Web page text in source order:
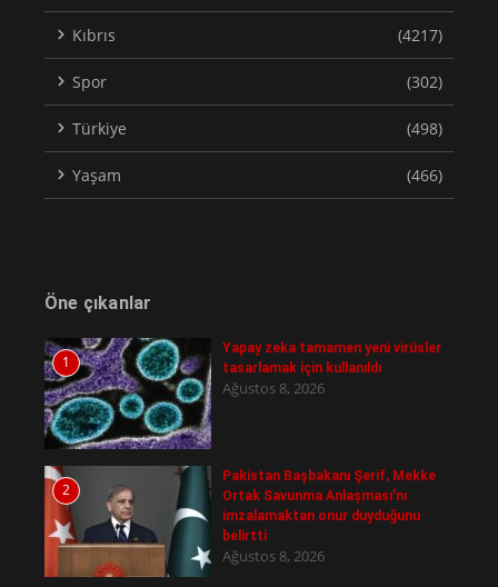
Kıbrıs (4217)
Spor (302)
Türkiye (498)
Yaşam (466)
Öne çıkanlar
1
Yapay zeka tamamen yeni virüsler
tasarlamak için kullanıldı
Ağustos 8, 2026
2
Pakistan Başbakanı Şerif, Mekke
Ortak Savunma Anlaşması'nı
imzalamaktan onur duyduğunu
belirtti
Ağustos 8, 2026